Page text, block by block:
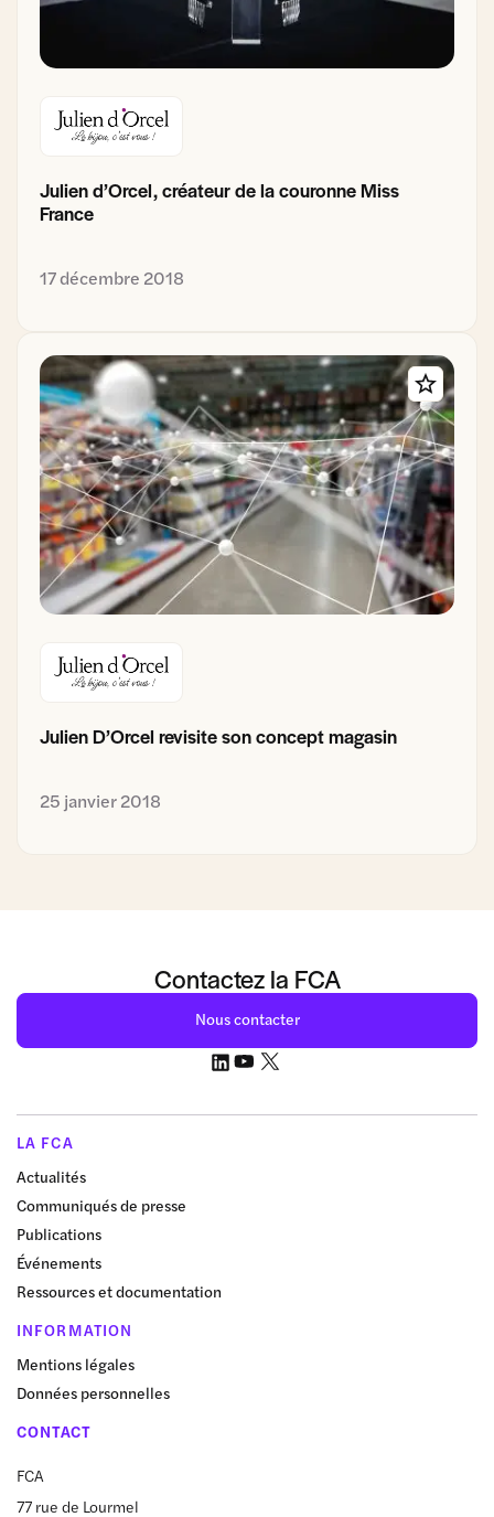
Julien d’Orcel, créateur de la couronne Miss
France
17 décembre 2018
Julien D’Orcel revisite son concept magasin
25 janvier 2018
Contactez la FCA
Nous contacter
LA FCA
Actualités
Communiqués de presse
Publications
Événements
Ressources et documentation
INFORMATION
Mentions légales
Données personnelles
CONTACT
FCA
77 rue de Lourmel